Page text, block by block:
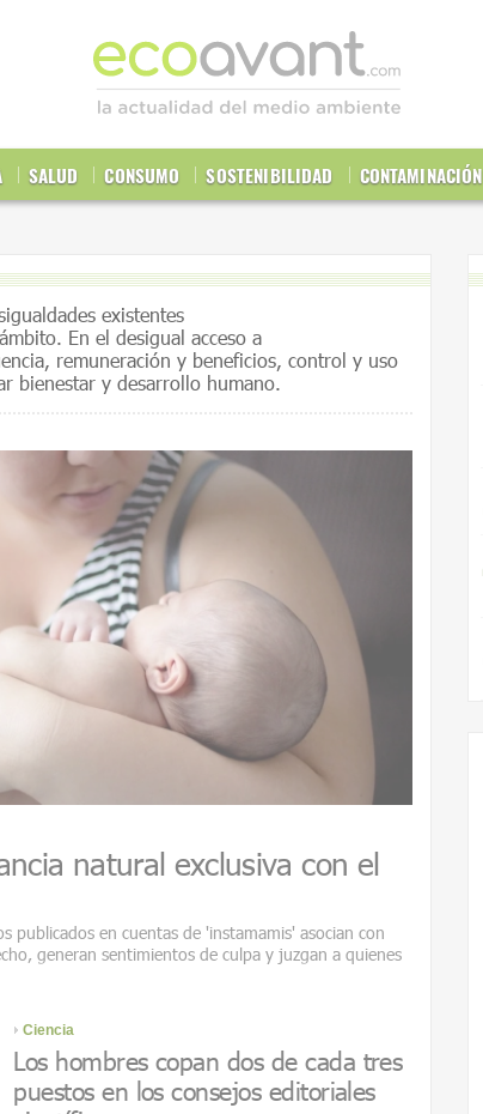
SALUD CONSUMO SOSTENIBILIDAD CONTAMINACIÓN
existentes
En el desigual acceso a
remuneración y beneficios, control y uso
bienestar y desarrollo humano.
natural exclusiva con el
publicados en cuentas de 'instamamis' asocian con
generan sentimientos de culpa y juzgan a quienes
Ciencia
Los hombres copan dos de cada tres
puestos en los consejos editoriales